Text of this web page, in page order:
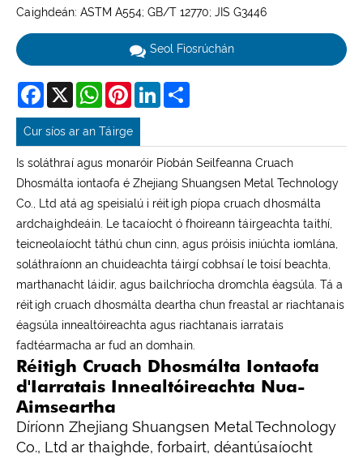
Caighdeán: ASTM A554; GB/T 12770; JIS G3446
Seol Fiosrúchán
Facebook
X WhatsAppPinterestLinkedIn
Cur síos ar an Táirge
Is soláthraí agus monaróir Píobán Seilfeanna Cruach
Dhosmálta iontaofa é Zhejiang Shuangsen Metal Technology
Co., Ltd atá ag speisialú i réitigh píopa cruach dhosmálta
ardchaighdeáin. Le tacaíocht ó fhoireann táirgeachta taithí,
teicneolaíocht táthú chun cinn, agus próisis iniúchta iomlána,
soláthraíonn an chuideachta táirgí cobhsaí le toisí beachta,
marthanacht láidir, agus bailchríocha dromchla éagsúla. Tá a
réitigh cruach dhosmálta deartha chun freastal ar riachtanais
éagsúla innealtóireachta agus riachtanais iarratais
fadtéarmacha ar fud an domhain.
Réitigh Cruach Dhosmálta Iontaofa
d'Iarratais Innealtóireachta Nua-
Aimseartha
Díríonn Zhejiang Shuangsen Metal Technology
Co., Ltd ar thaighde, forbairt, déantúsaíocht